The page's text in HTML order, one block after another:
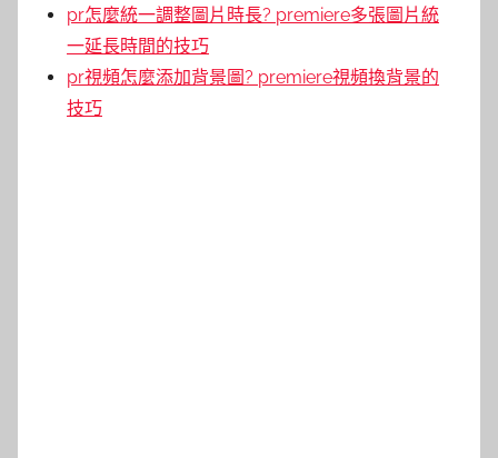
pr怎麼統一調整圖片時長? premiere多張圖片統
一延長時間的技巧
pr視頻怎麼添加背景圖? premiere視頻換背景的
技巧